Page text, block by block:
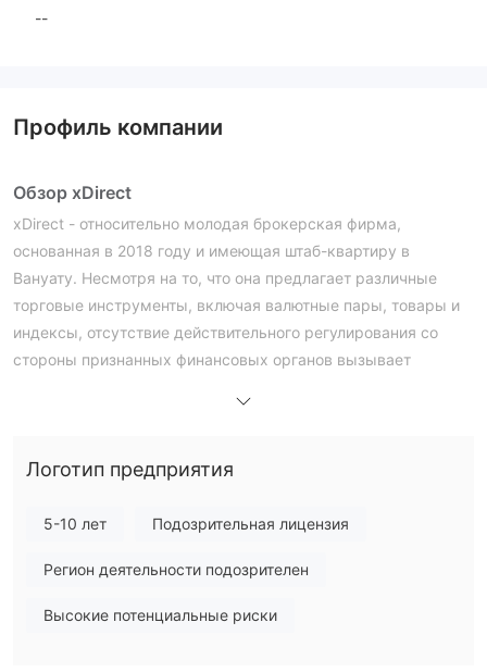
--
Профиль компании
Обзор xDirect
xDirect - относительно молодая брокерская фирма,
основанная в 2018 году и имеющая штаб-квартиру в
Вануату. Несмотря на то, что она предлагает различные
торговые инструменты, включая валютные пары, товары и
индексы, отсутствие действительного регулирования со
стороны признанных финансовых органов вызывает
ответственности для трейдеров. Брокер утверждает, что
финансовым услугам), но это регулирование подозревается
еще больше подчеркивает необходимость осторожности.
Логотип предприятия
5-10 лет Подозрительная лицензия
Регион деятельности подозрителен
Высокие потенциальные риски